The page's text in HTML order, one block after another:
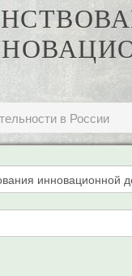
в России